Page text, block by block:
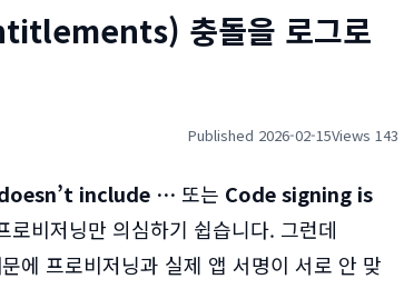
충돌을 로그로
Published 2026-02-15Views 143
include … 또는 Code signing is
비저닝만 의심하기 쉽습니다. 그런데
에 프로비저닝과 실제 앱 서명이 서로 안 맞